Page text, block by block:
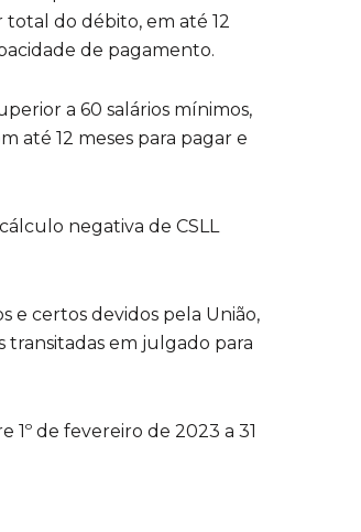
total do débito, em até 12
de pagamento.
a 60 salários mínimos,
até 12 meses para pagar e
negativa de CSLL
e certos devidos pela União,
transitadas em julgado para
de fevereiro de 2023 a 31